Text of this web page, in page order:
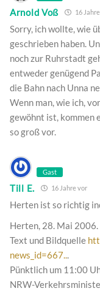
Arnold Voß 16
Sorry, ich wollte, wie
geschrieben haben.
noch zur Ruhrstadt
entweder genügend
die Bahn nach Unna
Wenn man, wie ich,
gewöhnt ist, kommen
so groß vor.
Gast
Till E. 16 Jahre vor
Herten ist so richtig
Herten, 28. Mai 2006.
Text und Bildquelle
news_id=667...
Pünktlich um 11:00
NRW-